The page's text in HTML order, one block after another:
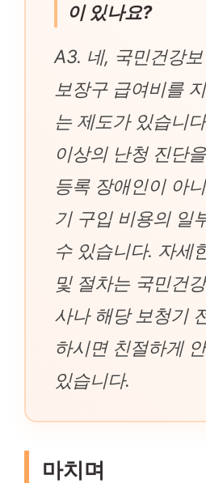
이 있나요?
A3. 네, 국민건강
보장구 급여비를
는 제도가 있습니
이상의 난청 진단
등록 장애인이 아
기 구입 비용의 일
수 있습니다. 자세
및 절차는 국민건
사나 해당 보청기
하시면 친절하게
있습니다.
마치며